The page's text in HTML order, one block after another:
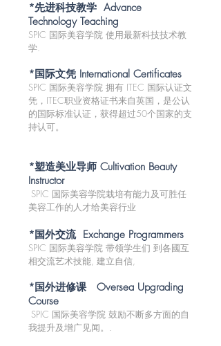
*先进科技教学 Advance
Technology Teaching
SPIC 国际美容学院 使用最新科技技术教
学.
*国际文凭 International Certificates
SPIC 国际美容学院 拥有 ITEC 国际认证文
凭，ITEC职业资格证书来自英国，是公认
的国际标准认证，获得超过50个国家的支
持认可。
*塑造美业导师 Cultivation Beauty
Instructor
SPIC 国际美容学院栽培有能力及可胜任
美容工作的人才给美容行业
*国外交流 Exchange Programmers
SPIC 国际美容学院 带领学生们 到各國互
相交流艺术技能, 建立自信,
*国外进修课 Oversea Upgrading
Course
SPIC 国际美容学院 鼓励不断多方面的自
我提升及增广见闻。.